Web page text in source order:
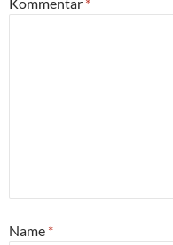
Name *